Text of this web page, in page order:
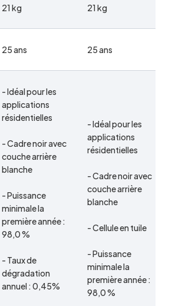
21 kg 21 kg
25 ans 25 ans
- Idéal pour les
applications
résidentielles
- Cadre noir avec
couche arrière
blanche
- Puissance
minimale la
première année :
98,0 %
- Taux de
dégradation
annuel : 0,45%
- Idéal pour les
applications
résidentielles
- Cadre noir avec
couche arrière
blanche
- Cellule en tuile
- Puissance
minimale la
première année :
98,0 %